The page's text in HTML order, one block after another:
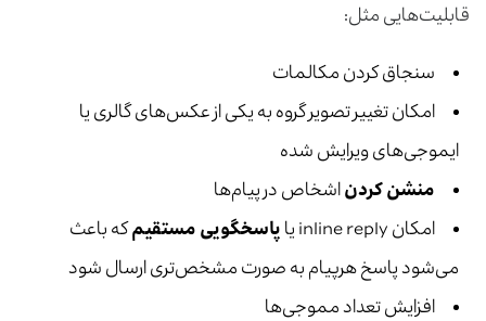
قابلیت‌‌هایی مثل:
سنجاق کردن مکالمات
امکان تغییر تصویر گروه به یکی از عکس‌های گالری یا
ایموجی‌های ویرایش شده
منشن کردناشخاص در پیام‌ها
امکان inline reply یا
پاسخگویی مستقیمکه باعث
می‌شود پاسخ هرپیام به صورت مشخص‌تری ارسال شود
افزایش تعداد مموجی‌ها